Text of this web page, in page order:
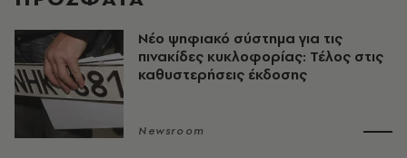
Νέο ψηφιακό σύστημα για τις
πινακίδες κυκλοφορίας: Τέλος στις
καθυστερήσεις έκδοσης
Newsroom